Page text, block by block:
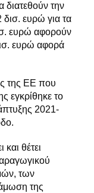
διατεθούν την
ευρώ για τα
ευρώ αφορούν
ευρώ αφορά
της ΕΕ που
εγκρίθηκε το
2021-
θέτει
των
της